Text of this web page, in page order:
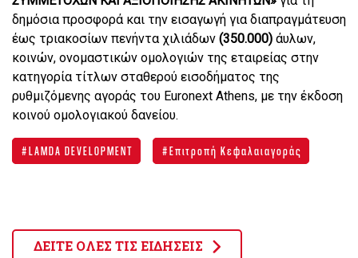
δημόσια προσφορά και την εισαγωγή για διαπραγμάτευση
έως τριακοσίων πενήντα χιλιάδων (350.000) άυλων,
κοινών, ονομαστικών ομολογιών της εταιρείας στην
κατηγορία τίτλων σταθερού εισοδήματος της
ρυθμιζόμενης αγοράς του Euronext Athens, με την έκδοση
κοινού ομολογιακού δανείου.
LAMDA DEVELOPMENT Επιτροπή Κεφαλαιαγοράς
ΔΕΙΤΕ ΟΛΕΣ ΤΙΣ ΕΙΔΗΣΕΙΣ